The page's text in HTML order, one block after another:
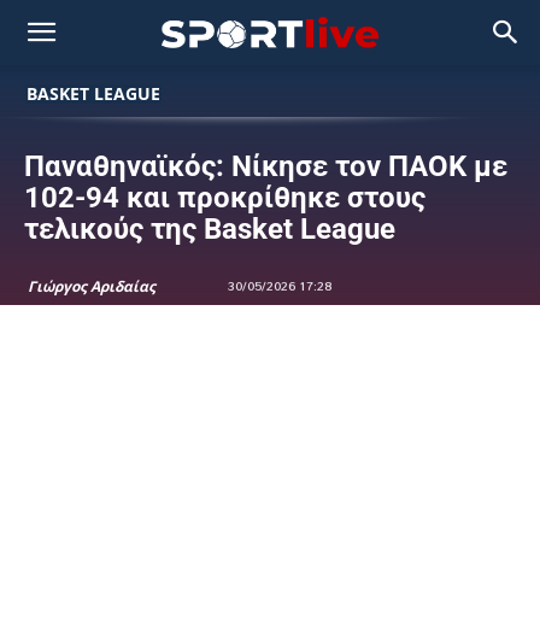
BASKET LEAGUE
Παναθηναϊκός: Νίκησε τον ΠΑΟΚ με
102-94 και προκρίθηκε στους
τελικούς της Basket League
Γιώργος Αριδαίας 30/05/2026 17:28